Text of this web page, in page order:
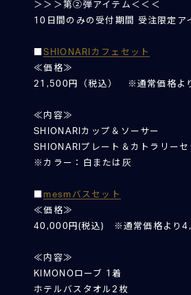
＞＞＞第②弾アイテム＜＜＜
10日間のみの受付期間 受注限定ア
■SHIONARIカフェセット
≪価格≫
21,500円（税込） ※通常価格よ
≪内容≫
SHIONARIカップ＆ソーサー
SHIONARIプレート＆カトラリーセ
※カラー：白または灰
mesmバスセット
≪価格≫
40,000円(税込) ※通常価格より
≪内容≫
KIMONOローブ 1着
ホテルバスタオル2枚